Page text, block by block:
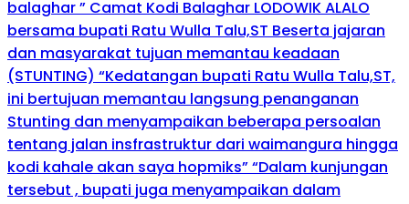
balaghar ” Camat Kodi Balaghar LODOWIK ALALO
bersama bupati Ratu Wulla Talu,ST Beserta jajaran
dan masyarakat tujuan memantau keadaan
(STUNTING) “Kedatangan bupati Ratu Wulla Talu,ST,
ini bertujuan memantau langsung penanganan
Stunting dan menyampaikan beberapa persoalan
tentang jalan insfrastruktur dari waimangura hingga
kodi kahale akan saya hopmiks” “Dalam kunjungan
tersebut , bupati juga menyampaikan dalam